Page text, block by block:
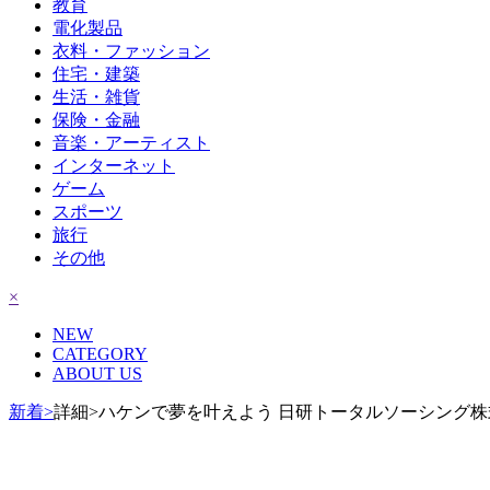
教育
電化製品
衣料・ファッション
住宅・建築
生活・雑貨
保険・金融
音楽・アーティスト
インターネット
ゲーム
スポーツ
旅行
その他
×
NEW
CATEGORY
ABOUT US
新着>詳細>ハケンで夢を叶えよう 日研トータルソーシング